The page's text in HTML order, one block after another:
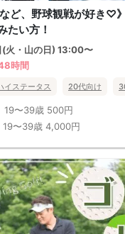
ど、野球観戦が好き♡
たい方！
(火・山の日) 13:00〜
時間
イステータス 20代向け
19〜39歳 500円
19〜39歳 4,000円